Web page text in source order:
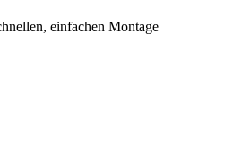
einfachen Montage